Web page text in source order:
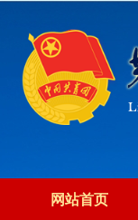
网站首页